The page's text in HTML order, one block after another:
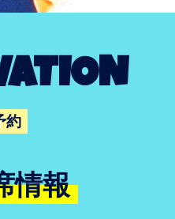
約
情報